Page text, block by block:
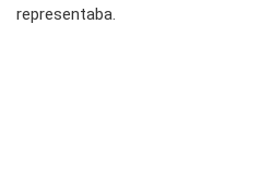
representaba.